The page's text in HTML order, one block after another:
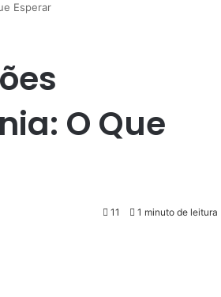
Esperar
O Que
11 1 minuto de leitura